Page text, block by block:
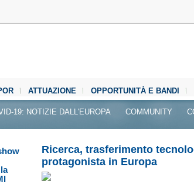
ATTUAZIONE OPPORTUNITÀ E BANDI
19: NOTIZIE DALL'EUROPA COMMUNITY
Ricerca, trasferimento
protagonista in Europa